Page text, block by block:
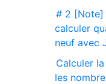
# 2 [Note]
calculer
neuf avec
Calculer
les